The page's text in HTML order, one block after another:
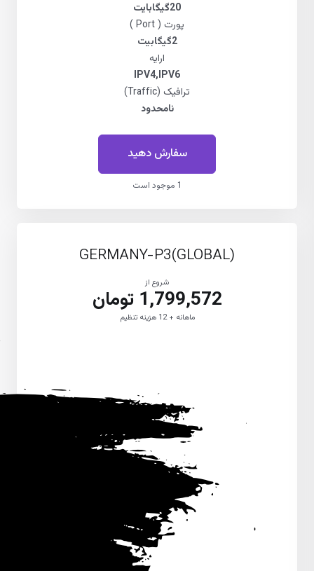
20گیگابایت
پورت ( Port )
2گیگابیت
ارایه
IPV4,IPV6
ترافیک (Traffic)
نامحدود
سفارش دهید
1 موجود است
GERMANY-P3(GLOBAL)
شروع از
1,799,572 تومان
ماهانه + 12 هزینه تنظیم